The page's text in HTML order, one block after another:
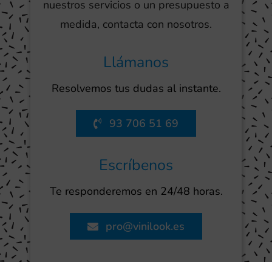
nuestros servicios o un presupuesto a
medida, contacta con nosotros.
Llámanos
Resolvemos tus dudas al instante.
93 706 51 69
Escríbenos
Te responderemos en 24/48 horas.
pro@vinilook.es